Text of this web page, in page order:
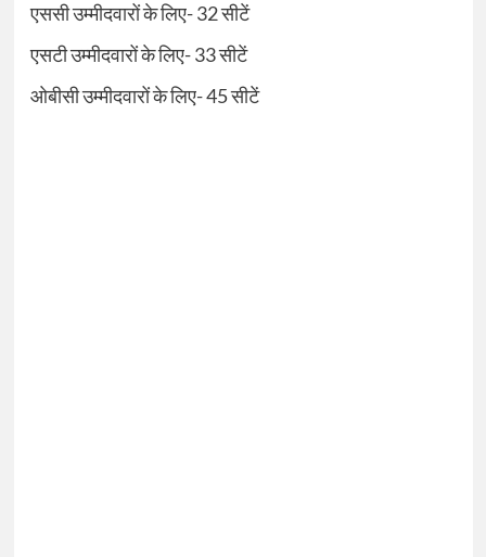
एससी उम्मीदवारों के लिए-32सीटें
एसटी उम्मीदवारों के लिए-33सीटें
ओबीसी उम्मीदवारों के लिए-45सीटें